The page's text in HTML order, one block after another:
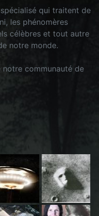
qui traitent de
les phénomères
célèbres et tout autre
notre monde.
communauté de